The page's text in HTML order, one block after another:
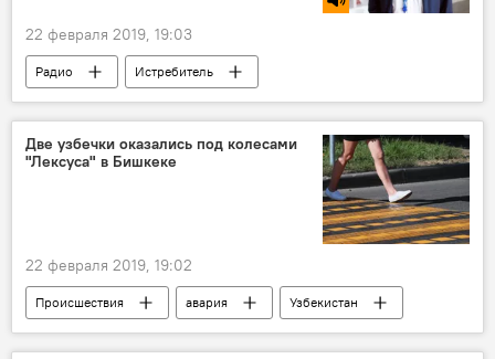
22 февраля 2019, 19:03
Радио
Истребитель
Страны Балтии
США Россия
Две узбечки оказались под колесами
"Лексуса" в Бишкеке
22 февраля 2019, 19:02
Происшествия авария
Узбекистан
Узбекистан
Бишкек
Бишкек